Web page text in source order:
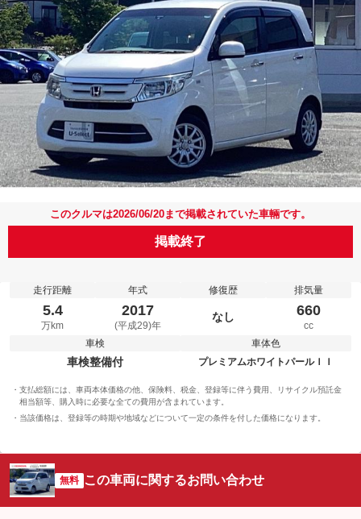
このクルマは2026/06/20まで掲載されていた車輛です。
掲載終了
走行距離
5.4
万km
年式
2017
(平成29)年
修復歴
なし
排気量
660
cc
車検
車検整備付
車体色
プレミアムホワイトパールＩＩ
支払総額には、車両本体価格の他、保険料、税金、登録等に伴う費用、リサイクル預託金
相当額等、購入時に必要な全ての費用が含まれています。
当該価格は、登録等の時期や地域などについて一定の条件を付した価格になります。
無料 この車両に関するお問い合わせ